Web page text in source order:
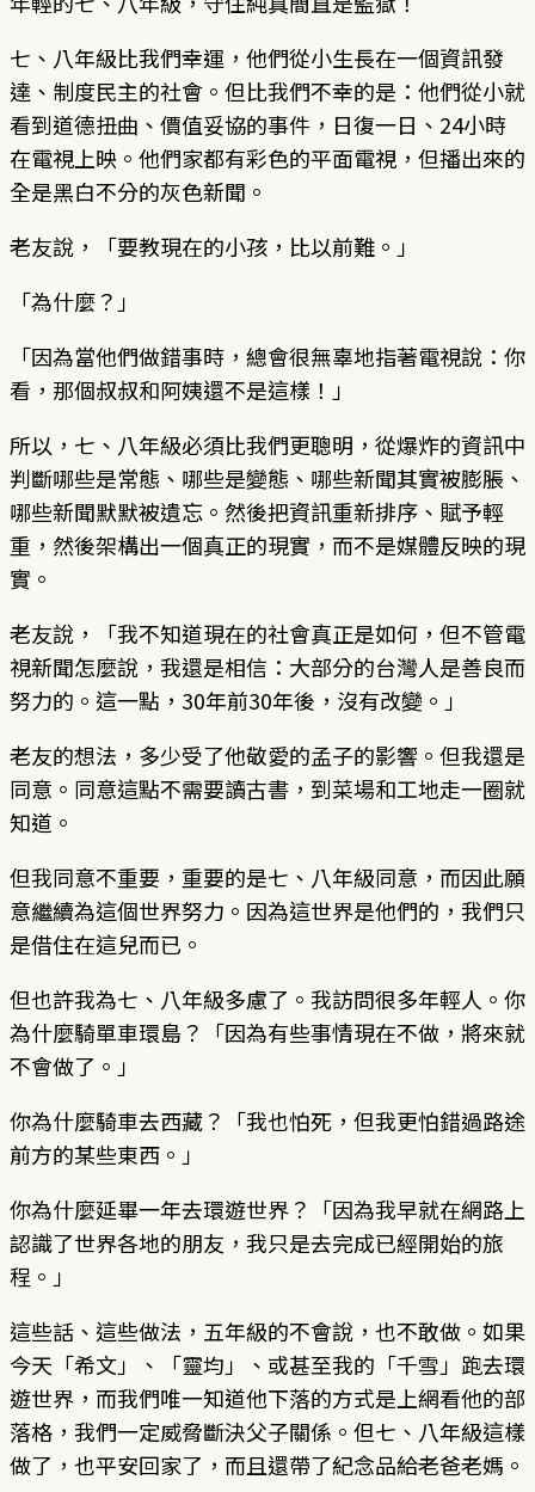
七、八年級比我們幸運，他們從小生長在一個資訊發
達、制度民主的社會。但比我們不幸的是：他們從小就
看到道德扭曲、價值妥協的事件，日復一日、24小時
在電視上映。他們家都有彩色的平面電視，但播出來的
全是黑白不分的灰色新聞。
老友說，「要教現在的小孩，比以前難。」
「為什麼？」
「因為當他們做錯事時，總會很無辜地指著電視說：你
看，那個叔叔和阿姨還不是這樣！」
所以，七、八年級必須比我們更聰明，從爆炸的資訊中
判斷哪些是常態、哪些是變態、哪些新聞其實被膨脹、
哪些新聞默默被遺忘。然後把資訊重新排序、賦予輕
重，然後架構出一個真正的現實，而不是媒體反映的現
實。
老友說，「我不知道現在的社會真正是如何，但不管電
視新聞怎麼說，我還是相信：大部分的台灣人是善良而
努力的。這一點，30年前30年後，沒有改變。」
老友的想法，多少受了他敬愛的孟子的影響。但我還是
同意。同意這點不需要讀古書，到菜場和工地走一圈就
知道。
但我同意不重要，重要的是七、八年級同意，而因此願
意繼續為這個世界努力。因為這世界是他們的，我們只
是借住在這兒而已。
但也許我為七、八年級多慮了。我訪問很多年輕人。你
為什麼騎單車環島？「因為有些事情現在不做，將來就
不會做了。」
你為什麼騎車去西藏？「我也怕死，但我更怕錯過路途
前方的某些東西。」
你為什麼延畢一年去環遊世界？「因為我早就在網路上
認識了世界各地的朋友，我只是去完成已經開始的旅
程。」
這些話、這些做法，五年級的不會說，也不敢做。如果
今天「希文」、「靈均」、或甚至我的「千雪」跑去環
遊世界，而我們唯一知道他下落的方式是上網看他的部
落格，我們一定威脅斷決父子關係。但七、八年級這樣
做了，也平安回家了，而且還帶了紀念品給老爸老媽。